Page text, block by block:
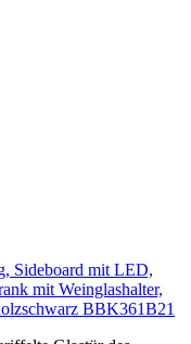
Sideboard mit LED,
mit Weinglashalter,
BBK361B21